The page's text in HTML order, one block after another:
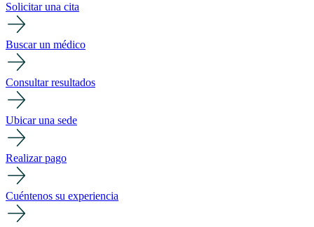
Solicitar una cita
Buscar un médico
Consultar resultados
Ubicar una sede
Realizar pago
Cuéntenos su experiencia